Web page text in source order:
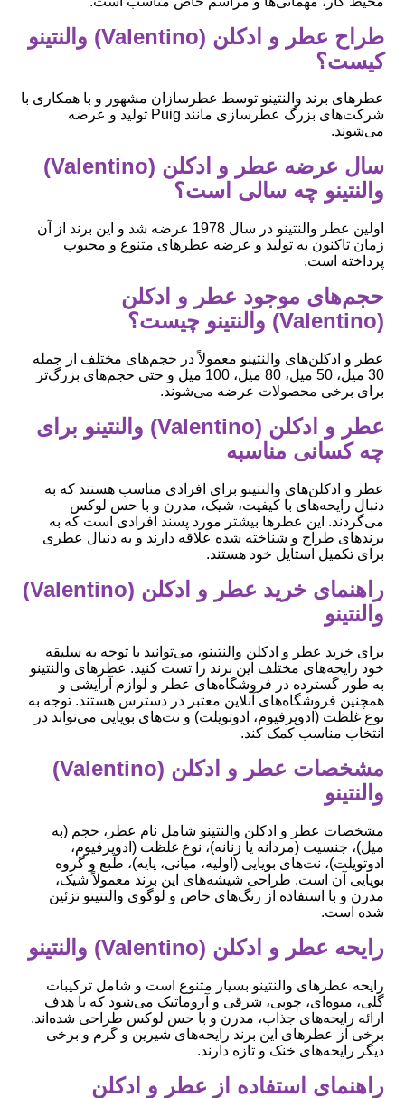
طراح عطر و ادکلن (Valentino) والنتینو
کیست؟
عطرهای برند والنتینو توسط عطرسازان مشهور و با همکاری با
شرکت‌های بزرگ عطرسازی مانند Puig تولید و عرضه
می‌شوند.
سال عرضه عطر و ادکلن (Valentino)
والنتینو چه سالی است؟
اولین عطر والنتینو در سال 1978 عرضه شد و این برند از آن
زمان تاکنون به تولید و عرضه عطرهای متنوع و محبوب
پرداخته است.
حجم‌های موجود عطر و ادکلن
(Valentino) والنتینو چیست؟
عطر و ادکلن‌های والنتینو معمولاً در حجم‌های مختلف از جمله
30 میل، 50 میل، 80 میل، 100 میل و حتی حجم‌های بزرگ‌تر
برای برخی محصولات عرضه می‌شوند.
عطر و ادکلن (Valentino) والنتینو برای
چه کسانی مناسبه
عطر و ادکلن‌های والنتینو برای افرادی مناسب هستند که به
دنبال رایحه‌های با کیفیت، شیک، مدرن و با حس لوکس
می‌گردند. این عطرها بیشتر مورد پسند افرادی است که به
برندهای طراح و شناخته شده علاقه دارند و به دنبال عطری
برای تکمیل استایل خود هستند.
راهنمای خرید عطر و ادکلن (Valentino)
والنتینو
برای خرید عطر و ادکلن والنتینو، می‌توانید با توجه به سلیقه
خود رایحه‌های مختلف این برند را تست کنید. عطرهای والنتینو
به طور گسترده در فروشگاه‌های عطر و لوازم آرایشی و
همچنین فروشگاه‌های آنلاین معتبر در دسترس هستند. توجه به
نوع غلظت (ادوپرفیوم، ادوتویلت) و نت‌های بویایی می‌تواند در
انتخاب مناسب کمک کند.
مشخصات عطر و ادکلن (Valentino)
والنتینو
مشخصات عطر و ادکلن والنتینو شامل نام عطر، حجم (به
میل)، جنسیت (مردانه یا زنانه)، نوع غلظت (ادوپرفیوم،
ادوتویلت)، نت‌های بویایی (اولیه، میانی، پایه)، طبع و گروه
بویایی آن است. طراحی شیشه‌های این برند معمولاً شیک،
مدرن و با استفاده از رنگ‌های خاص و لوگوی والنتینو تزئین
شده است.
رایحه عطر و ادکلن (Valentino) والنتینو
رایحه عطرهای والنتینو بسیار متنوع است و شامل ترکیبات
گلی، میوه‌ای، چوبی، شرقی و آروماتیک می‌شود که با هدف
ارائه رایحه‌های جذاب، مدرن و با حس لوکس طراحی شده‌اند.
برخی از عطرهای این برند رایحه‌های شیرین و گرم و برخی
دیگر رایحه‌های خنک و تازه دارند.
راهنمای استفاده از عطر و ادکلن